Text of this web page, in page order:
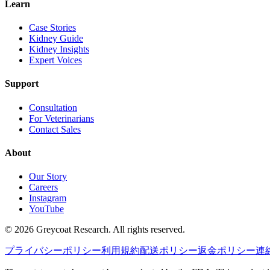
Learn
Case Stories
Kidney Guide
Kidney Insights
Expert Voices
Support
Consultation
For Veterinarians
Contact Sales
About
Our Story
Careers
Instagram
YouTube
© 2026 Greycoat Research. All rights reserved.
プライバシーポリシー利用規約配送ポリシー返金ポリシー連